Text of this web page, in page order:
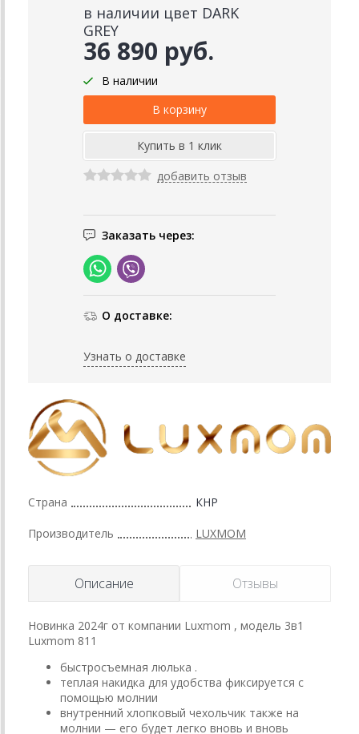
в наличии цвет DARK
GREY
36 890 руб.
В наличии
добавить отзыв
Заказать через:
О доставке:
Узнать о доставке
Страна КНР
Производитель LUXMOM
Описание Отзывы
Новинка 2024г от компании Luxmom , модель 3в1
Luxmom 811
быстросъемная люлька .
теплая накидка для удобства фиксируется с
помощью молнии
внутренний хлопковый чехольчик также на
молнии — его будет легко вновь и вновь